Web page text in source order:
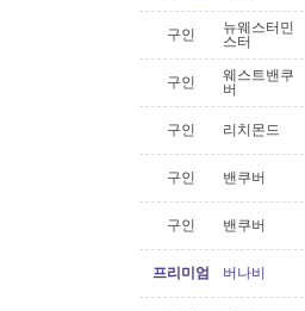
구인
뉴웨스터민
스터
구인
웨스트밴쿠
버
구인 리치몬드
구인 밴쿠버
구인 밴쿠버
프리미엄 버나비